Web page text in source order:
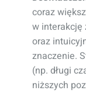
coraz
w interakcję
oraz
znaczenie.
(np. długi
niższych